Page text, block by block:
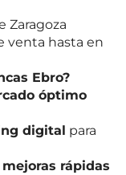
Zaragoza
venta hasta en
Ebro?
óptimo
digital para
rápidas